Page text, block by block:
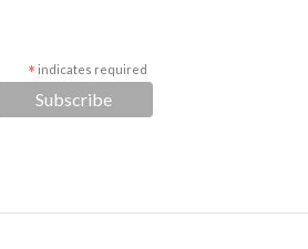
* indicates required